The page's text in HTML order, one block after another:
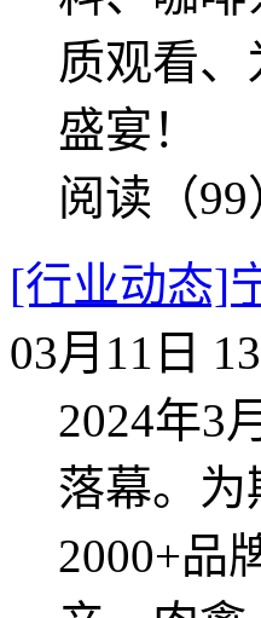
质观看
盛宴！
阅读（99
[行业动态]
03月11日
2024年3
落幕。为
2000+品